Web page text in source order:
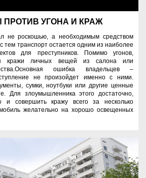
УГОНА И КРАЖ
не роскошью, а необходимым средством
тем транспорт остается одним из наиболее
для преступников. Помимо угонов,
кражи личных вещей из салона или
ошибка владельцев –
не произойдет именно с ними.
сумки, ноутбуки или другие ценные
Для злоумышленника этого достаточно,
и совершить кражу всего за несколько
желательно на хорошо освещенных